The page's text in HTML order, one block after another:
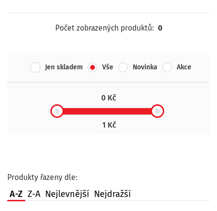
Počet zobrazených produktů: 0
Jen skladem Vše Novinka Akce
0 Kč
1 Kč
Produkty řazeny dle:
A-Z Z-A Nejlevnější Nejdražší